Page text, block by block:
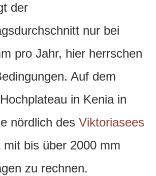
der
nur bei
pro Jahr, hier herrschen
Auf dem
in Kenia in
nördlich des Viktoriasees
mit bis über 2000 mm
zu rechnen.